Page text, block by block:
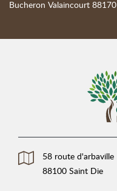
Bucheron Valaincourt 88170
58 route d'arbaville
88100 Saint Die